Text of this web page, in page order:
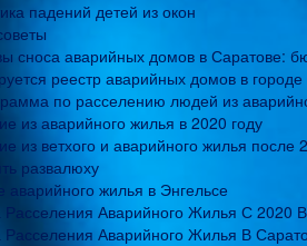
падений детей из окон
сноса аварийных домов в Саратове:
реестр аварийных домов в
по расселению людей из
из аварийного жилья в 2020 году
из ветхого и аварийного жилья
развалюху
аварийного жилья в Энгельсе
Аварийного Жилья С 2020
Аварийного Жилья В